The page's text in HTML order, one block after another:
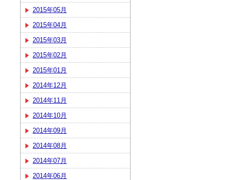
2015年05月
2015年04月
2015年03月
2015年02月
2015年01月
2014年12月
2014年11月
2014年10月
2014年09月
2014年08月
2014年07月
2014年06月